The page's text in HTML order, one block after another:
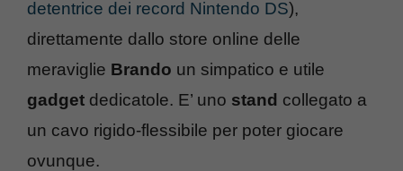
detentrice dei record Nintendo DS),
direttamente dallo store online delle
meraviglie Brando un simpatico e utile
gadget dedicatole. E’ uno stand collegato a
un cavo rigido-flessibile per poter giocare
ovunque.